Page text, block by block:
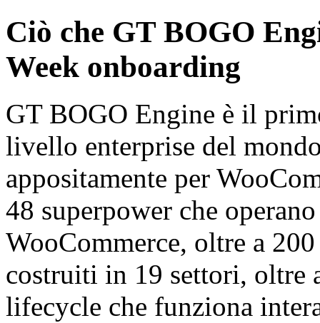
Ciò che GT BOGO
Week onboarding
GT BOGO Engine è il
livello enterprise del
appositamente per
48 superpower che
WooCommerce, oltre a
costruiti in 19 settori, oltre
lifecycle che funziona